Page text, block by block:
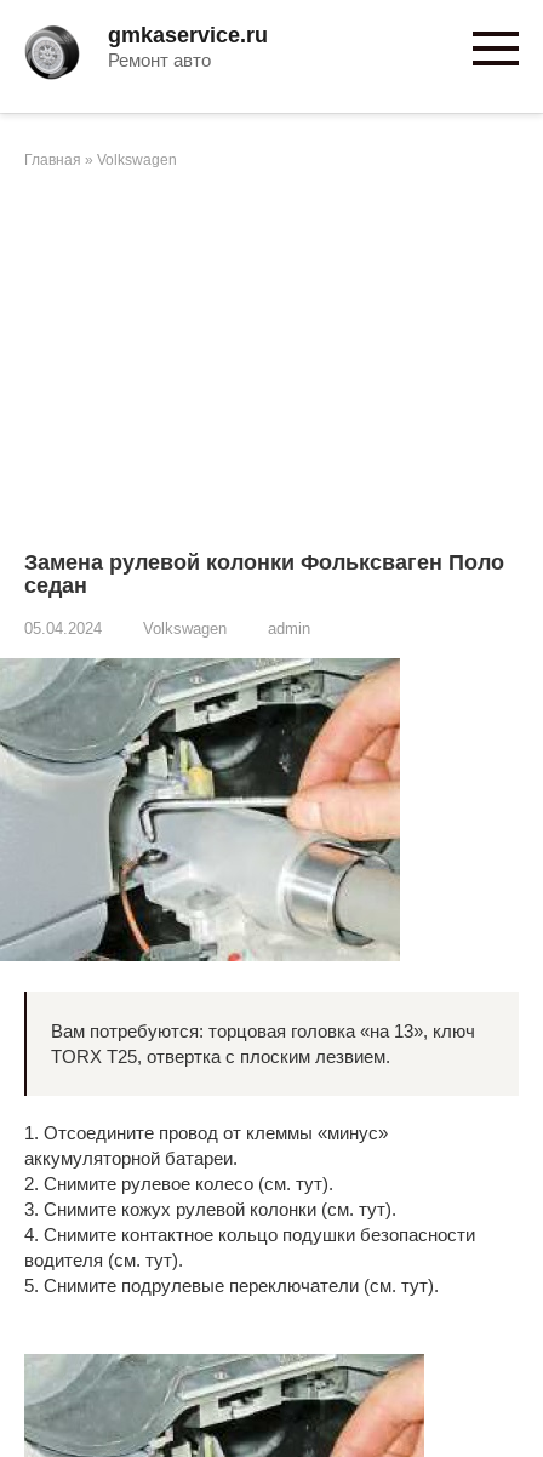
контенту
gmkaservice.ru
Ремонт авто
Главная » Volkswagen
Замена рулевой колонки Фольксваген Поло
седан
05.04.2024 Volkswagen admin
Вам потребуются: торцовая головка «на 13», ключ
TORX Т25, отвертка с плоским лезвием.
1. Отсоедините провод от клеммы «минус»
аккумуляторной батареи.
2. Снимите рулевое колесо (см. тут).
3. Снимите кожух рулевой колонки (см. тут).
4. Снимите контактное кольцо подушки безопасности
водителя (см. тут).
5. Снимите подрулевые переключатели (см. тут).